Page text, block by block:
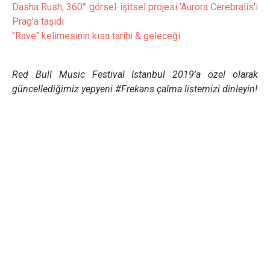
Dasha Rush, 360° görsel-işitsel projesi 'Aurora Cerebralis'i
Prag'a taşıdı
"Rave" kelimesinin kısa tarihi & geleceği
Red Bull Music Festival Istanbul 2019'a özel olarak
güncellediğimiz yepyeni #Frekans çalma listemizi dinleyin!